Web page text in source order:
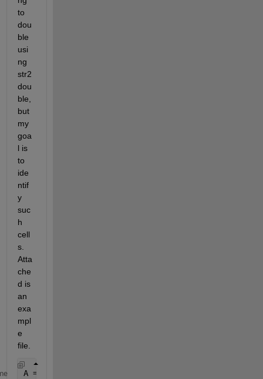
to
dou
ble
usi
ng
str2
dou
ble,
but
my
goa
l is
to
ide
ntif
y
suc
h
cell
s.
Atta
che
d is
an
exa
mpl
e
A = readcell(